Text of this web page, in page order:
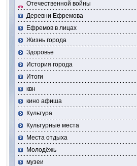
Отечественной войны
Деревни Ефремова
Ефремов в лицах
Жизнь города
Здоровье
История города
Итоги
квн
кино афиша
Культура
Культурные места
Места отдыха
Молодёжь
музеи